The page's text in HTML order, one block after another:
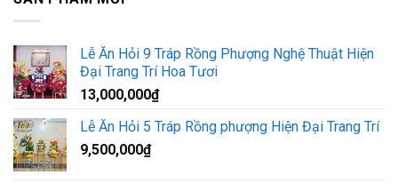
Lễ Ăn Hỏi 9 Tráp Rồng Phượng Nghệ Thuật Hiện
Đại Trang Trí Hoa Tươi
13,000,000₫
Lễ Ăn Hỏi 5 Tráp Rồng phượng Hiện Đại Trang Trí
9,500,000₫